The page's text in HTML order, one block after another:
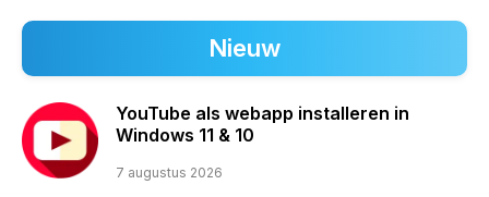
Nieuw
YouTube als webapp installeren in
Windows 11 & 10
7 augustus 2026